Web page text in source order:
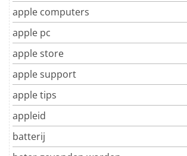
apple computers
apple pc
apple store
apple support
apple tips
appleid
batterij